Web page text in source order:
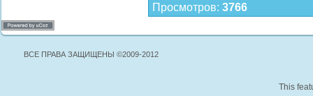
Просмотров: 3766
ВСЕ ПРАВА ЗАЩИЩЕНЫ ©2009-2012
This